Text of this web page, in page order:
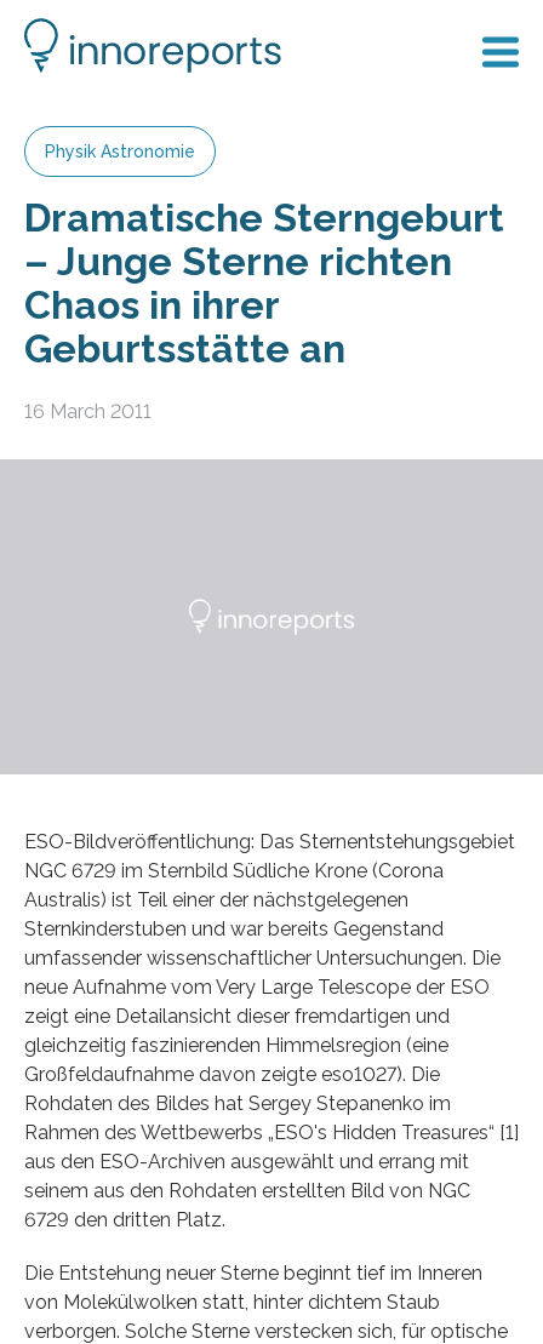
Physik Astronomie
Dramatische Sterngeburt
– Junge Sterne richten
Chaos in ihrer
Geburtsstätte an
16 March 2011
ESO-Bildveröffentlichung: Das Sternentstehungsgebiet
NGC 6729 im Sternbild Südliche Krone (Corona
Australis) ist Teil einer der nächstgelegenen
Sternkinderstuben und war bereits Gegenstand
umfassender wissenschaftlicher Untersuchungen. Die
neue Aufnahme vom Very Large Telescope der ESO
zeigt eine Detailansicht dieser fremdartigen und
gleichzeitig faszinierenden Himmelsregion (eine
Großfeldaufnahme davon zeigte eso1027). Die
Rohdaten des Bildes hat Sergey Stepanenko im
Rahmen des Wettbewerbs „ESO's Hidden Treasures“ [1]
aus den ESO-Archiven ausgewählt und errang mit
seinem aus den Rohdaten erstellten Bild von NGC
6729 den dritten Platz.
Die Entstehung neuer Sterne beginnt tief im Inneren
von Molekülwolken statt, hinter dichtem Staub
verborgen. Solche Sterne verstecken sich, für optische